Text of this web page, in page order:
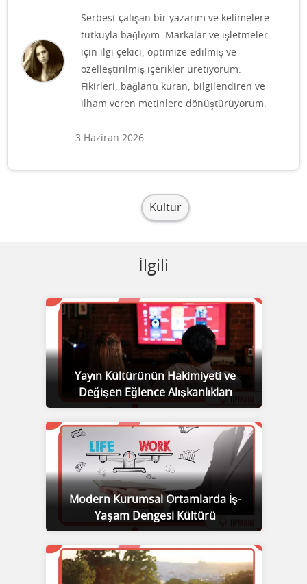
Serbest çalışan bir yazarım ve kelimelere
tutkuyla bağlıyım. Markalar ve işletmeler
için ilgi çekici, optimize edilmiş ve
özelleştirilmiş içerikler üretiyorum.
Fikirleri, bağlantı kuran, bilgilendiren ve
ilham veren metinlere dönüştürüyorum.
3 Haziran 2026
Kültür
İlgili
Yayın Kültürünün Hakimiyeti ve
Değişen Eğlence Alışkanlıkları
Modern Kurumsal Ortamlarda İş-
Yaşam Dengesi Kültürü